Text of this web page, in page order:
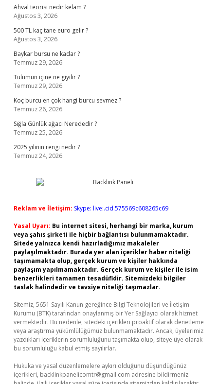
Ahval teorisi nedir kelam ?
Ağustos 3, 2026
500 TL kaç tane euro gelir ?
Ağustos 3, 2026
Baykar bursu ne kadar ?
Temmuz 29, 2026
Tulumun içine ne giyilir ?
Temmuz 29, 2026
Koç burcu en çok hangi burcu sevmez ?
Temmuz 26, 2026
Sığla Günlük ağacı Nerededir ?
Temmuz 25, 2026
2025 yılının rengi nedir ?
Temmuz 24, 2026
Reklam ve İletişim: Skype: live:.cid.575569c608265c69
Yasal Uyarı: Bu internet sitesi, herhangi bir marka, kurum
veya şahıs şirketi ile hiçbir bağlantısı bulunmamaktadır.
Sitede yalnızca kendi hazırladığımız makaleler
paylaşılmaktadır. Burada yer alan içerikler haber niteliği
taşımamakta olup, gerçek kurum ve kişiler hakkında
paylaşım yapılmamaktadır. Gerçek kurum ve kişiler ile isim
benzerlikleri tamamen tesadüfidir. Sitemizdeki bilgiler
taslak halindedir ve tavsiye niteliği taşımazlar.
Sitemiz, 5651 Sayılı Kanun gereğince Bilgi Teknolojileri ve İletişim
Kurumu (BTK) tarafından onaylanmış bir Yer Sağlayıcı olarak hizmet
vermektedir. Bu nedenle, sitedeki içerikleri proaktif olarak denetleme
veya araştırma yükümlülüğümüz bulunmamaktadır. Ancak, üyelerimiz
yazdıkları içeriklerin sorumluluğunu taşımakta olup, siteye üye olarak
bu sorumluluğu kabul etmiş sayılırlar.
Hukuka ve yasal düzenlemelere aykırı olduğunu düşündüğünüz
içerikleri, backlinkpanelicomtr@gmail.com adresine bildirmeniz